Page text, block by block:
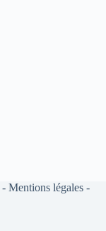
- Mentions légales -